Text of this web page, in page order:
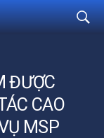
ĐƯỢC
CAO
MSP